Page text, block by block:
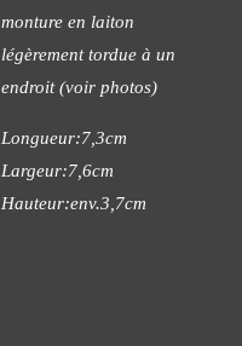
monture en laiton
légèrement tordue à un
endroit (voir photos)
Longueur:7,3cm
Largeur:7,6cm
Hauteur:env.3,7cm